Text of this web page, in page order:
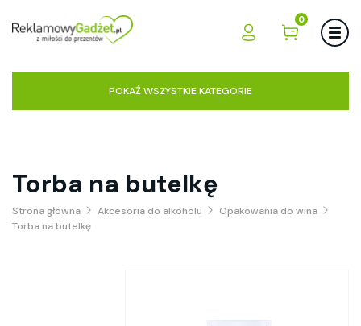
0
POKAŻ WSZYSTKIE KATEGORIE
Torba na butelkę
Strona główna Akcesoria do alkoholu
Opakowania do wina
Torba na butelkę